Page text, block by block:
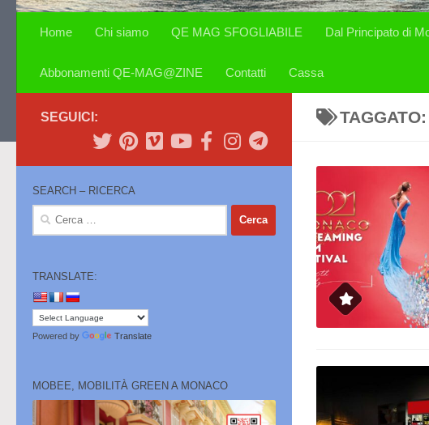
Home Chi siamo QE MAG SFOGLIABILE Dal Principato di
Abbonamenti QE-MAG@ZINE Contatti Cassa
TAGGATO:
SEGUICI:
SEARCH – RICERCA
Ricerca
TRANSLATE:
Powered by Translate
MOBEE, MOBILITÀ GREEN A MONACO